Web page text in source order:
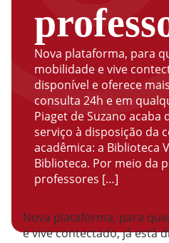
Nova plataforma, para
mobilidade e vive
disponível e oferece
consulta 24h e em
Piaget de Suzano acaba
serviço à disposição da
acadêmica: a Biblioteca
Biblioteca. Por meio da
professores […]
Nova plataforma, para
e vive contectado, já está